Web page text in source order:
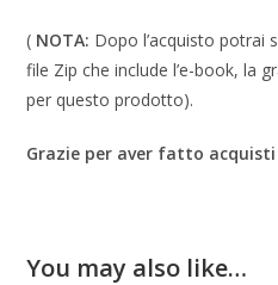
( NOTA: Dopo l’acquisto potrai
file Zip che include l’e-book, la
per questo prodotto).
Grazie per aver fatto acquisti
You may also like…